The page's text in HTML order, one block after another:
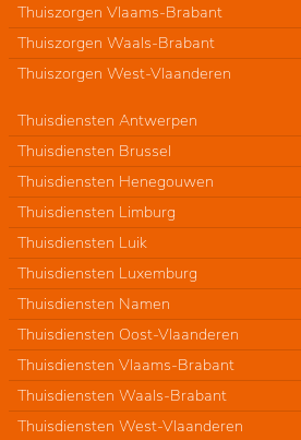
Thuiszorgen Vlaams-Brabant
Thuiszorgen Waals-Brabant
Thuiszorgen West-Vlaanderen
Thuisdiensten Antwerpen
Thuisdiensten Brussel
Thuisdiensten Henegouwen
Thuisdiensten Limburg
Thuisdiensten Luik
Thuisdiensten Luxemburg
Thuisdiensten Namen
Thuisdiensten Oost-Vlaanderen
Thuisdiensten Vlaams-Brabant
Thuisdiensten Waals-Brabant
Thuisdiensten West-Vlaanderen